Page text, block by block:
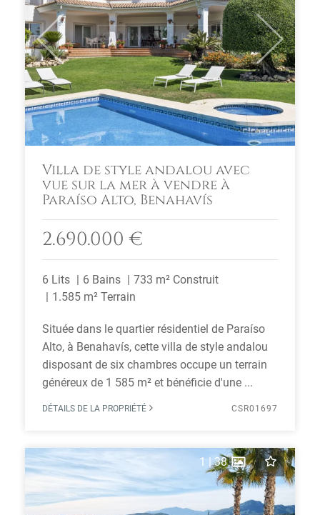
Previous Next
Villa de style andalou avec
vue sur la mer à vendre à
Paraíso Alto, Benahavís
2.690.000 €
6 Lits 6 Bains
733 m² Construit
1.585 m² Terrain
Située dans le quartier résidentiel de Paraíso
Alto, à Benahavís, cette villa de style andalou
disposant de six chambres occupe un terrain
généreux de 1 585 m² et bénéficie d'une ...
DÉTAILS DE LA PROPRIÉTÉ CSR01697
1 |38